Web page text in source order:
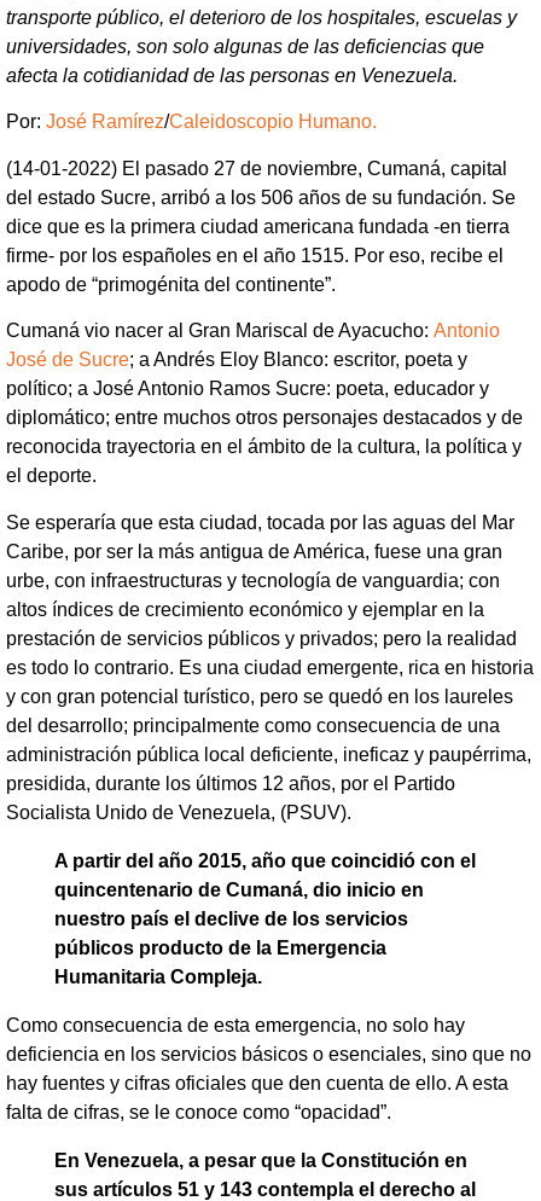
transporte público, el deterioro de los hospitales, escuelas y
universidades, son solo algunas de las deficiencias que
afecta la cotidianidad de las personas en Venezuela.
Por: José Ramírez/Caleidoscopio Humano.
(14-01-2022) El pasado 27 de noviembre, Cumaná, capital
del estado Sucre, arribó a los 506 años de su fundación. Se
dice que es la primera ciudad americana fundada -en tierra
firme- por los españoles en el año 1515. Por eso, recibe el
apodo de “primogénita del continente”.
Cumaná vio nacer al Gran Mariscal de Ayacucho: Antonio
José de Sucre; a Andrés Eloy Blanco: escritor, poeta y
político; a José Antonio Ramos Sucre: poeta, educador y
diplomático; entre muchos otros personajes destacados y de
reconocida trayectoria en el ámbito de la cultura, la política y
el deporte.
Se esperaría que esta ciudad, tocada por las aguas del Mar
Caribe, por ser la más antigua de América, fuese una gran
urbe, con infraestructuras y tecnología de vanguardia; con
altos índices de crecimiento económico y ejemplar en la
prestación de servicios públicos y privados; pero la realidad
es todo lo contrario. Es una ciudad emergente, rica en historia
y con gran potencial turístico, pero se quedó en los laureles
del desarrollo; principalmente como consecuencia de una
administración pública local deficiente, ineficaz y paupérrima,
presidida, durante los últimos 12 años, por el Partido
Socialista Unido de Venezuela, (PSUV).
A partir del año 2015, año que coincidió con el
quincentenario de Cumaná, dio inicio en
nuestro país el declive de los servicios
públicos producto de la Emergencia
Humanitaria Compleja.
Como consecuencia de esta emergencia, no solo hay
deficiencia en los servicios básicos o esenciales, sino que no
hay fuentes y cifras oficiales que den cuenta de ello. A esta
falta de cifras, se le conoce como “opacidad”.
En Venezuela, a pesar que la Constitución en
sus artículos 51 y 143 contempla el derecho al